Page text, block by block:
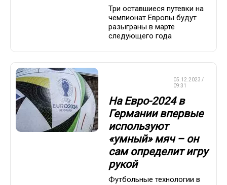
Три оставшиеся путевки на
чемпионат Европы будут
разыграны в марте
следующего года
05.12.2023 /
09:31
На Евро-2024 в
Германии впервые
используют
«умный» мяч – он
сам определит игру
рукой
Футбольные технологии в